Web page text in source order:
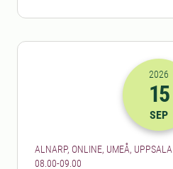
2026
15
SEP
ALNARP, ONLINE, UMEÅ,
08.00-09.00